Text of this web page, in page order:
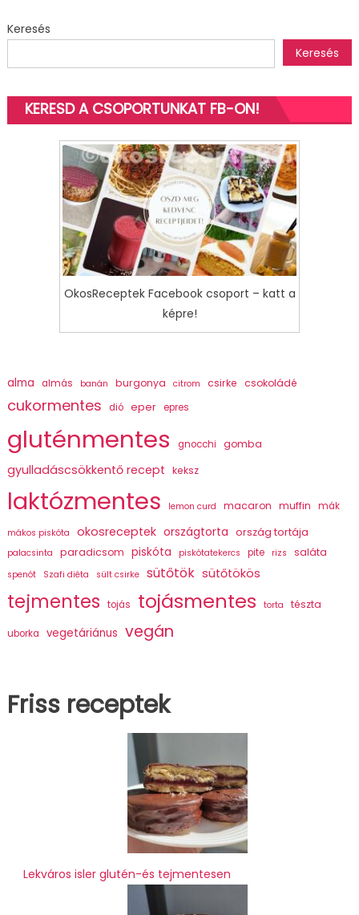
Keresés
Keresés
KERESD A CSOPORTUNKAT FB-ON!
OkosReceptek Facebook csoport – katt a
képre!
alma almás banán burgonya citrom csirke csokoládé
cukormentes dió eper epres
gluténmentes gnocchi gomba
gyulladáscsökkentő recept keksz
laktózmentes lemon curd macaron muffin mák
mákos piskóta okosreceptek országtorta ország tortája
palacsinta paradicsom piskóta piskótatekercs pite rizs saláta
spenót Szafi diéta sült csirke sütőtök sütőtökös
tejmentes tojás tojásmentes torta tészta
uborka vegetáriánus vegán
Friss receptek
Lekváros isler glutén-és tejmentesen